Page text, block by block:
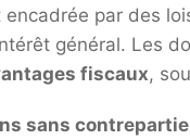
encadrée par des
général. Les
fiscaux,
sans